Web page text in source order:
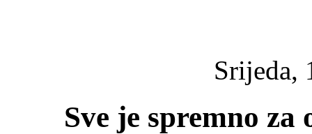
Srijeda,
Sve je spremno